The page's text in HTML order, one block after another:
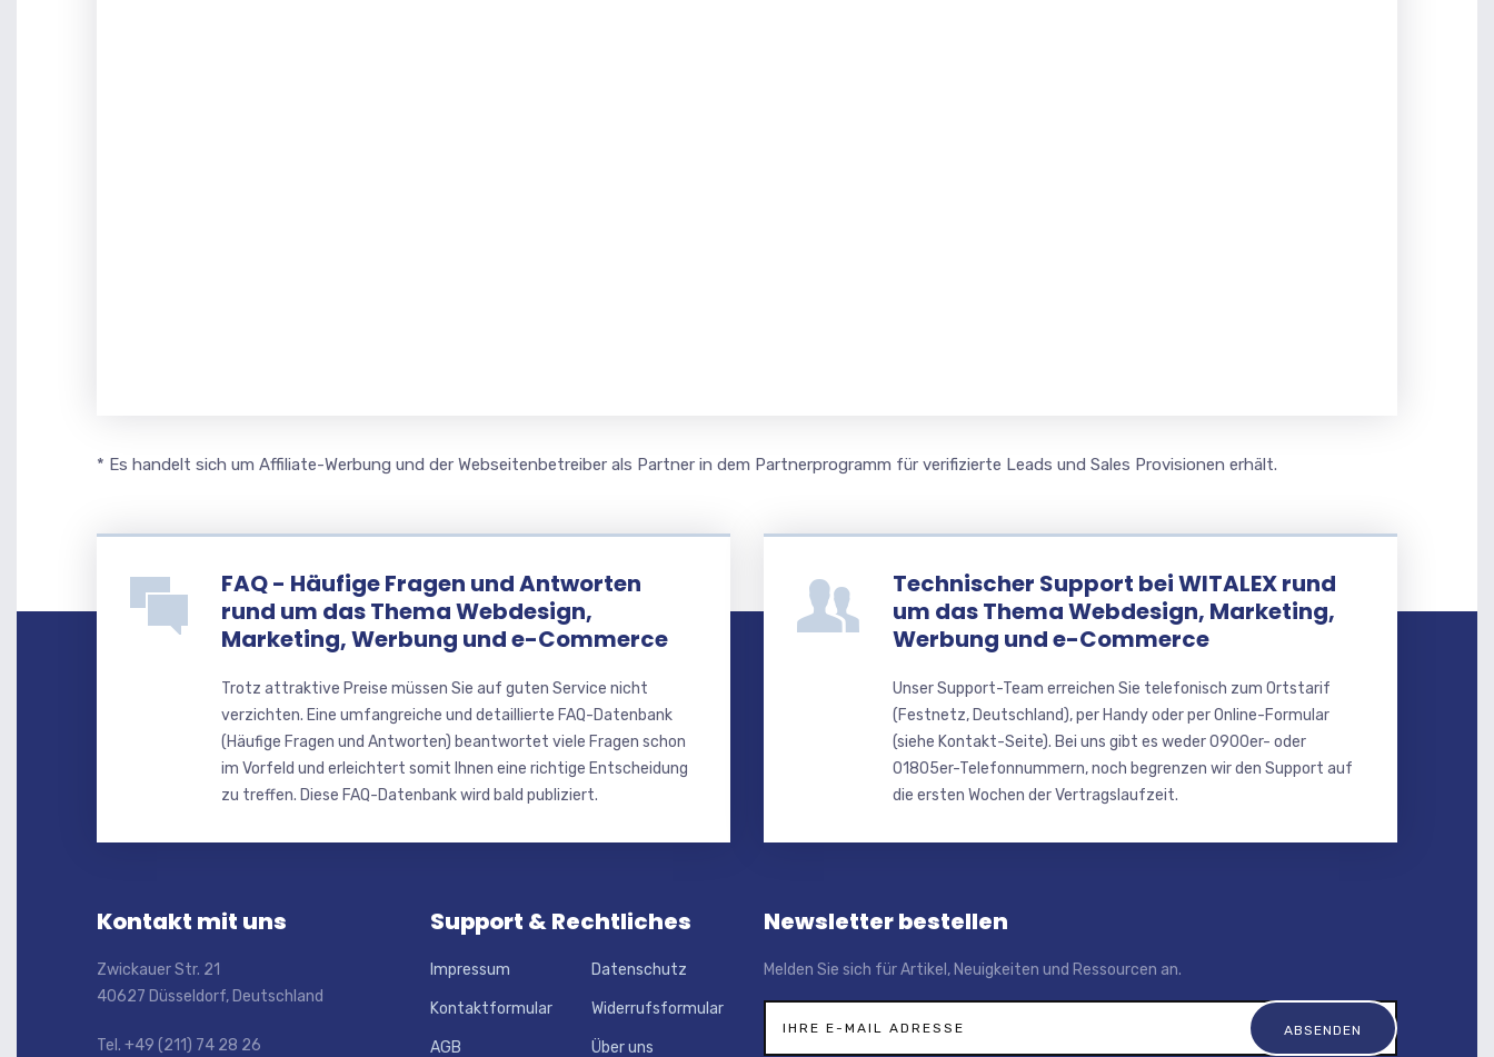
* Es handelt sich um Affiliate-Werbung und der Webseitenbetreiber als Partner in dem Partnerprogramm für verifizierte Leads und Sales Provisionen erhält.
FAQ - Häufige Fragen und Antworten
rund um das Thema Webdesign,
Marketing, Werbung und e-Commerce
Trotz attraktive Preise müssen Sie auf guten Service nicht
verzichten. Eine umfangreiche und detaillierte FAQ-Datenbank
(Häufige Fragen und Antworten) beantwortet viele Fragen schon
im Vorfeld und erleichtert somit Ihnen eine richtige Entscheidung
zu treffen. Diese FAQ-Datenbank wird bald publiziert.
Technischer Support bei WITALEX rund
um das Thema Webdesign, Marketing,
Werbung und e-Commerce
Unser Support-Team erreichen Sie telefonisch zum Ortstarif
(Festnetz, Deutschland), per Handy oder per Online-Formular
(siehe Kontakt-Seite). Bei uns gibt es weder 0900er- oder
01805er-Telefonnummern, noch begrenzen wir den Support auf
die ersten Wochen der Vertragslaufzeit.
Kontakt mit uns
Zwickauer Str. 21
40627 Düsseldorf, Deutschland
Tel. +49 (211) 74 28 26
Support & Rechtliches
Impressum Datenschutz
Kontaktformular Widerrufsformular
AGB Über uns
Newsletter bestellen
Melden Sie sich für Artikel, Neuigkeiten und Ressourcen an.